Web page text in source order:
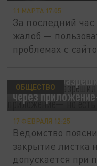
11 МАРТА 17:05
За последний
жалоб —
проблемах с
Минздрав
через
ОБЩЕСТВО
17 ФЕВРАЛЯ 12:25
Ведомство
закрытие листка
допускается при